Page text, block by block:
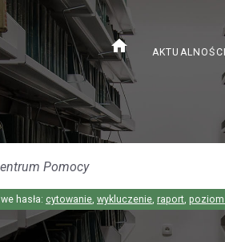
home AKTUALNOŚCI
hasła: cytowanie, wykluczenie, raport,